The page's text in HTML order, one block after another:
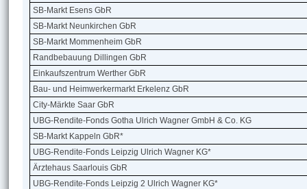
SB-Markt Esens GbR
SB-Markt Neunkirchen GbR
SB-Markt Mommenheim GbR
Randbebauung Dillingen GbR
Einkaufszentrum Werther GbR
Bau- und Heimwerkermarkt Erkelenz GbR
City-Märkte Saar GbR
UBG-Rendite-Fonds Gotha Ulrich Wagner GmbH & Co. KG
SB-Markt Kappeln GbR*
UBG-Rendite-Fonds Leipzig Ulrich Wagner KG*
Ärztehaus Saarlouis GbR
UBG-Rendite-Fonds Leipzig 2 Ulrich Wagner KG*